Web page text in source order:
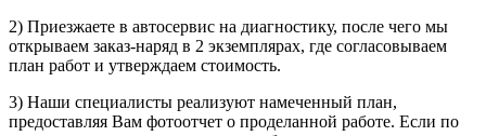
2) Приезжаете в автосервис на диагностику, после чего мы
открываем заказ-наряд в 2 экземплярах, где согласовываем
план работ и утверждаем стоимость.
3) Наши специалисты реализуют намеченный план,
предоставляя Вам фотоотчет о проделанной работе. Если по